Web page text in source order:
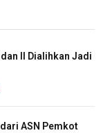
II Dialihkan Jadi
ASN Pemkot